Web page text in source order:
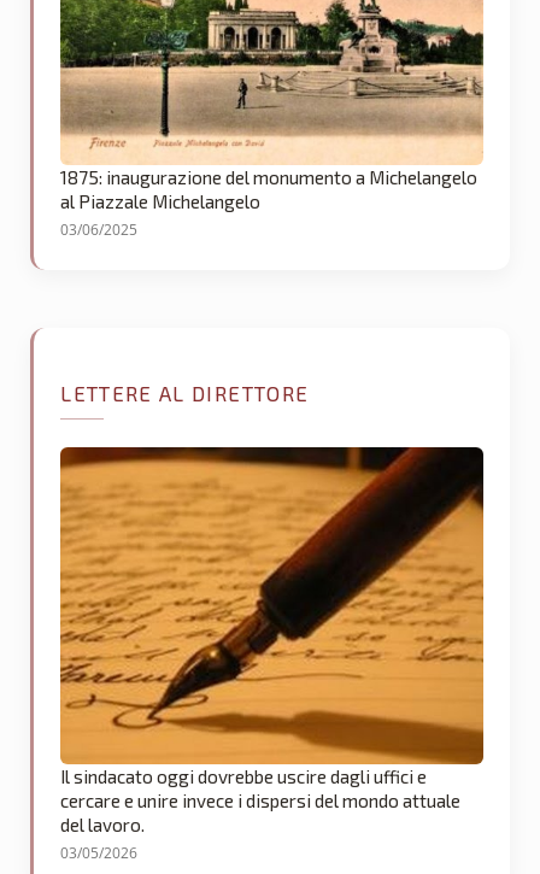
1875: inaugurazione del monumento a Michelangelo
al Piazzale Michelangelo
03/06/2025
LETTERE AL DIRETTORE
Il sindacato oggi dovrebbe uscire dagli uffici e
cercare e unire invece i dispersi del mondo attuale
del lavoro.
03/05/2026